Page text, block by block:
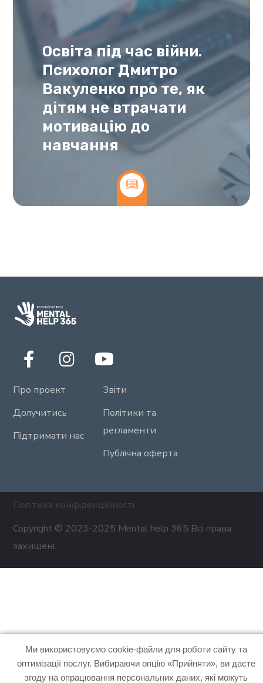
Ми використовуємо cookie-файли для роботи сайту та
оптимізації послуг. Вибираючи опцію «Прийняти», ви даєте
згоду на опрацювання персональних даних, які можуть
Освіта під час війни.
Психолог Дмитро
Вакуленко про те, як
дітям не втрачати
мотивацію до
навчання
Про проект
Долучитись
Підтримати нас
Звіти
Політики та
регламенти
Публічна оферта
Політика конфіденційності
Copyright © 2023-2025 Mental help 365 Всі права
захищені.